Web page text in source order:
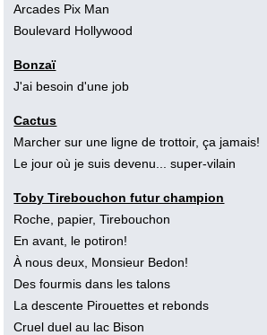
Arcades Pix Man
Boulevard Hollywood
Bonzaï
J'ai besoin d'une job
Cactus
Marcher sur une ligne de trottoir, ça jamais!
Le jour où je suis devenu... super-vilain
Toby Tirebouchon futur champion
Roche, papier, Tirebouchon
En avant, le potiron!
À nous deux, Monsieur Bedon!
Des fourmis dans les talons
La descente Pirouettes et rebonds
Cruel duel au lac Bison